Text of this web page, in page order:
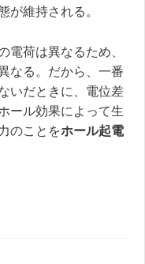
が維持される。
電荷は異なるため、
なる。だから、一番
いだときに、電位差
ール効果によって生
のことをホール起電